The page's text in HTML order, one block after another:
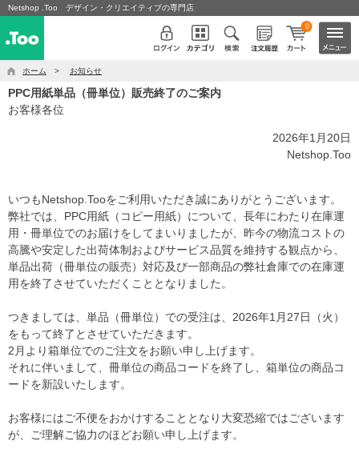
Netshop .Too デザイン・クリエイティブの専門店
0
ホーム > お知らせ
PPC用紙単品（冊単位）販売終了のご案内
お客様各位
2026年1月20日
Netshop.Too
いつもNetshop.Tooをご利用いただき誠にありがとうございます。
弊社では、PPC用紙（コピー用紙）について、長年にわたり在庫運
用・冊単位でのお届けをしてまいりましたが、昨今の物流コストの
高騰や安定した出荷体制およびサービス品質を維持する観点から、
単品出荷（冊単位の販売）対応及び一部商品の弊社倉庫での在庫運
用を終了させていただくこととなりました。
つきましては、単品（冊単位）での受注は、2026年1月27日（火）
をもって終了とさせていただきます。
2月より箱単位でのご注文をお願い申し上げます。
それに伴いまして、冊単位の商品コードを終了し、箱単位の商品コ
ードを新設いたします。
お客様にはご不便をおかけすることとなり大変恐縮ではございます
が、ご理解ご協力のほどお願い申し上げます。